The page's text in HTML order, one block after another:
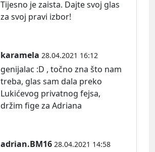
Tijesno je zaista. Dajte svoj glas
za svoj pravi izbor!
karamela 28.04.2021 16:12
genijalac :D , točno zna što nam
treba, glas sam dala preko
Lukićevog privatnog fejsa,
držim fige za Adriana
adrian.BM16 28.04.2021 14:58